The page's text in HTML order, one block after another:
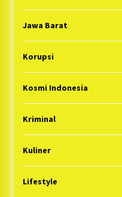
Jawa Barat
Korupsi
Kosmi Indonesia
Kriminal
Kuliner
Lifestyle